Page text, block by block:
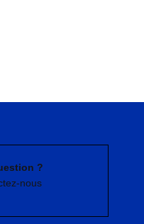
?
nous